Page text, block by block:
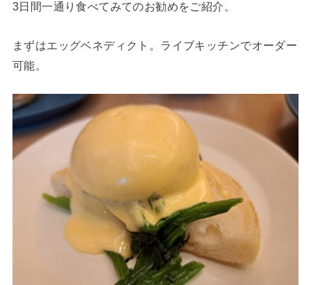
3日間一通り食べてみてのお勧めをご紹介。
まずはエッグベネディクト。ライブキッチンでオーダー
可能。